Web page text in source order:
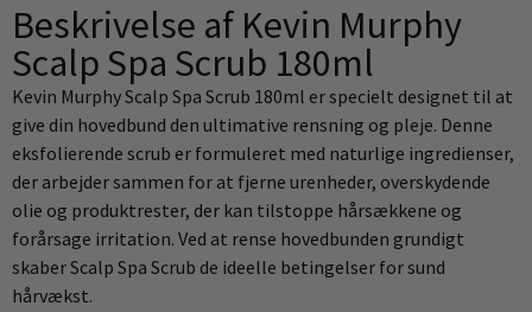
Beskrivelse af Kevin Murphy
Scalp Spa Scrub 180ml
Kevin Murphy Scalp Spa Scrub 180ml er specielt designet til at
give din hovedbund den ultimative rensning og pleje. Denne
eksfolierende scrub er formuleret med naturlige ingredienser,
der arbejder sammen for at fjerne urenheder, overskydende
olie og produktrester, der kan tilstoppe hårsækkene og
forårsage irritation. Ved at rense hovedbunden grundigt
skaber Scalp Spa Scrub de ideelle betingelser for sund
hårvækst.